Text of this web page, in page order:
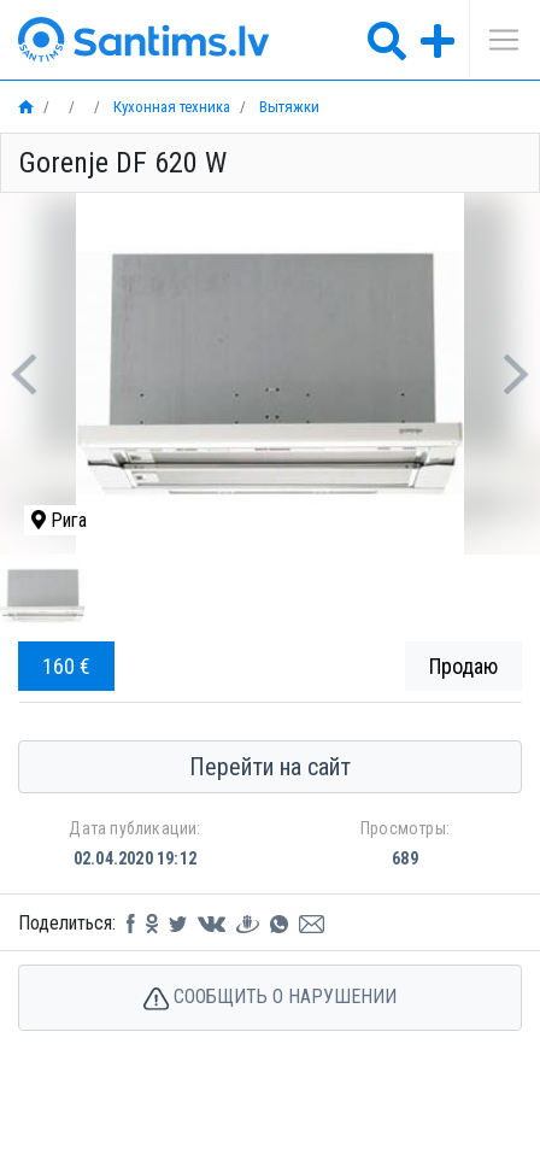
Кухонная техника Вытяжки
Gorenje DF 620 W
Рига
Previous
160 € Продаю
Перейти на сайт
Дата публикации:
02.04.2020 19:12
Просмотры:
689
Поделиться:
СООБЩИТЬ О НАРУШЕНИИ